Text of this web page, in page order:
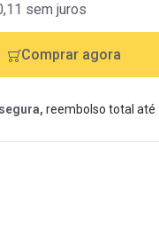
sem juros
Comprar agora
reembolso total até